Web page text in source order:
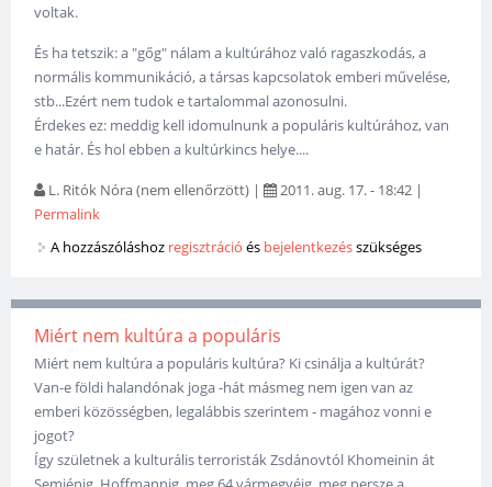
voltak.
És ha tetszik: a "gőg" nálam a kultúrához való ragaszkodás, a
normális kommunikáció, a társas kapcsolatok emberi művelése,
stb...Ezért nem tudok e tartalommal azonosulni.
Érdekes ez: meddig kell idomulnunk a populáris kultúrához, van
e határ. És hol ebben a kultúrkincs helye....
L. Ritók Nóra (nem ellenőrzött) | 2011. aug. 17. - 18:42 |
Permalink
A hozzászóláshoz regisztráció és bejelentkezésszükséges
Miért nem kultúra a populáris
Miért nem kultúra a populáris kultúra? Ki csinálja a kultúrát?
Van-e földi halandónak joga -hát másmeg nem igen van az
emberi közösségben, legalábbis szerintem - magához vonni e
jogot?
Így születnek a kulturális terroristák Zsdánovtól Khomeinin át